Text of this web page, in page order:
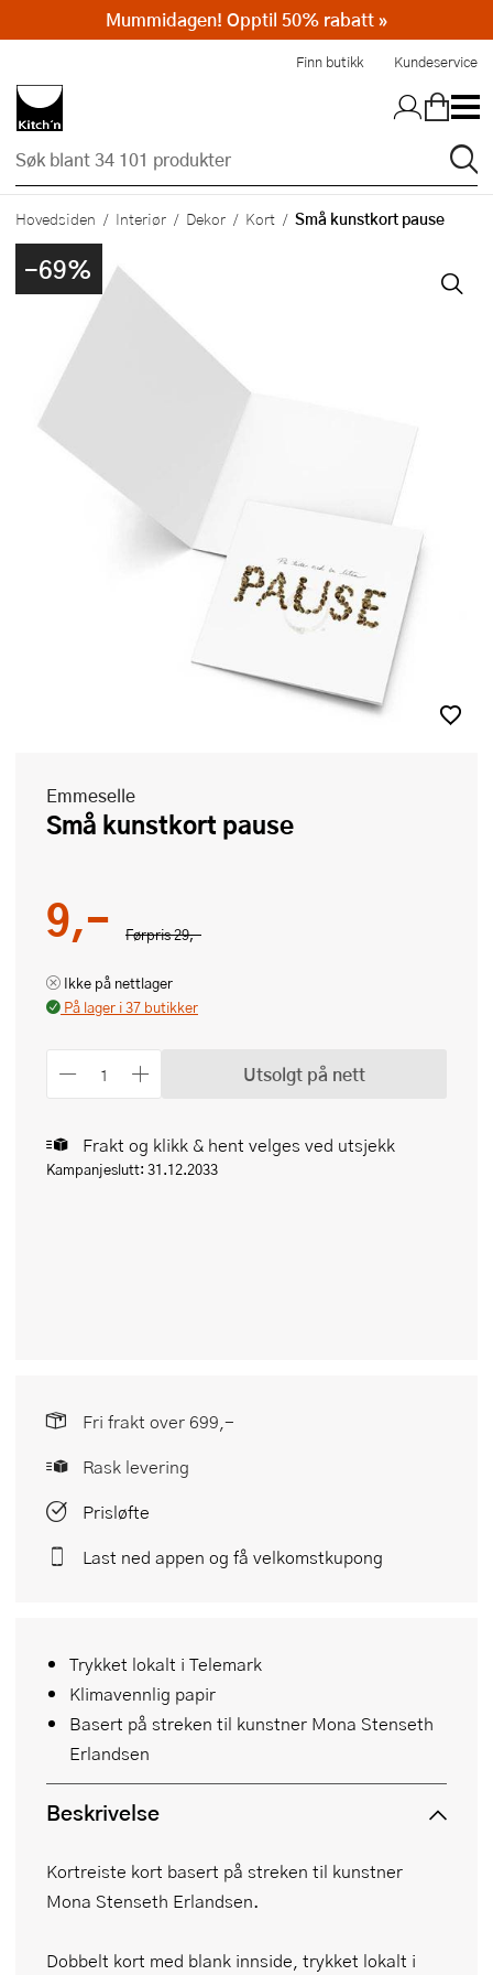
Finn butikk Kundeservice
Hovedsiden Interiør Dekor Kort Små kunstkort pause
-69%
Emmeselle
Små kunstkort pause
Førpris29,-
9,-
Ikke på nettlager
På lager i 37 butikker
Utsolgt på nett
Frakt og klikk & hent velges ved utsjekk
Kampanjeslutt: 31.12.2033
Trykket lokalt i Telemark
Klimavennlig papir
Basert på streken til kunstner Mona Stenseth
Erlandsen
Beskrivelse
Kortreiste kort basert på streken til kunstner
Mona Stenseth Erlandsen.
Dobbelt kort med blank innside, trykket lokalt i
Fri frakt over 699,-
Rask levering
Prisløfte
Last ned appen og få velkomstkupong
Mummidagen! Opptil 50% rabatt »